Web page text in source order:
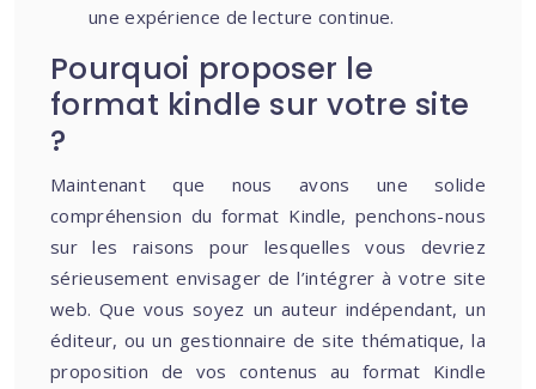
une expérience de lecture continue.
Pourquoi proposer le
format kindle sur votre site
?
Maintenant que nous avons une solide
compréhension du format Kindle, penchons-nous
sur les raisons pour lesquelles vous devriez
sérieusement envisager de l’intégrer à votre site
web. Que vous soyez un auteur indépendant, un
éditeur, ou un gestionnaire de site thématique, la
proposition de vos contenus au format Kindle